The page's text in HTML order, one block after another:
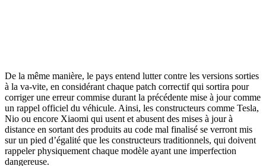
De la même manière, le pays entend lutter contre les versions sorties
à la va-vite, en considérant chaque patch correctif qui sortira pour
corriger une erreur commise durant la précédente mise à jour comme
un rappel officiel du véhicule. Ainsi, les constructeurs comme Tesla,
Nio ou encore Xiaomi qui usent et abusent des mises à jour à
distance en sortant des produits au code mal finalisé se verront mis
sur un pied d’égalité que les constructeurs traditionnels, qui doivent
rappeler physiquement chaque modèle ayant une imperfection
dangereuse.